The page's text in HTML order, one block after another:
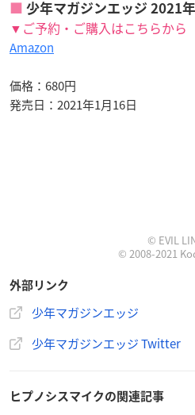
少年マガジンエッジ 2021
▼ご予約・ご購入はこちらから
Amazon
価格：680円
発売日：2021年1月16日
© EVIL
© 2008-2021
外部リンク
少年マガジンエッジ
少年マガジンエッジ Twitter
ヒプノシスマイクの関連記事